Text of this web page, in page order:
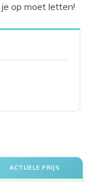
op moet letten!
ACTUELE PRIJS